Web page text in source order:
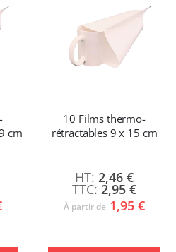
cm
10 Films thermo-
rétractables 9 x 15 cm
2,95 €
2,46 €
À partir de 1,95 €